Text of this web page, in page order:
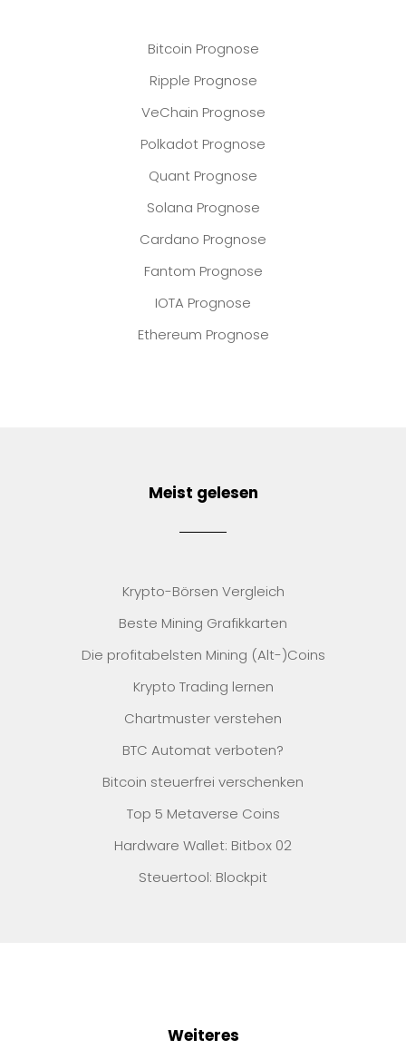
Bitcoin Prognose
Ripple Prognose
VeChain Prognose
Polkadot Prognose
Quant Prognose
Solana Prognose
Cardano Prognose
Fantom Prognose
IOTA Prognose
Ethereum Prognose
Meist gelesen
Krypto-Börsen Vergleich
Beste Mining Grafikkarten
Die profitabelsten Mining (Alt-)Coins
Krypto Trading lernen
Chartmuster verstehen
BTC Automat verboten?
Bitcoin steuerfrei verschenken
Top 5 Metaverse Coins
Hardware Wallet: Bitbox 02
Steuertool: Blockpit
Weiteres